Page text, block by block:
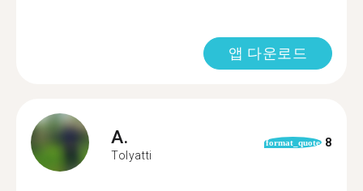
앱 다운로드
A.
Tolyatti
format_quote 8